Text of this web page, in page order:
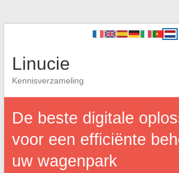
Linucie
Kennisverzameling
De beste digitale
voor een efficiënte
uw wagenpark